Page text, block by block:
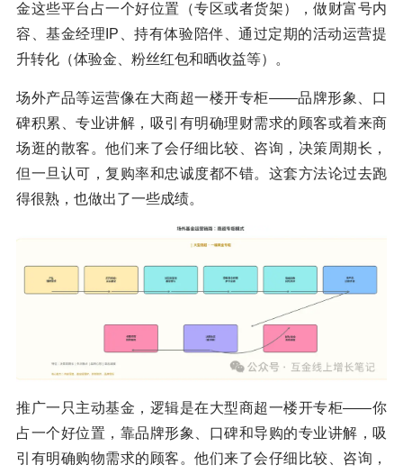
金这些平台占一个好位置（专区或者货架），做财富号内
容、基金经理IP、持有体验陪伴、通过定期的活动运营提
升转化（体验金、粉丝红包和晒收益等）。
场外产品等运营像在大商超一楼开专柜——品牌形象、口
碑积累、专业讲解，吸引有明确理财需求的顾客或着来商
场逛的散客。他们来了会仔细比较、咨询，决策周期长，
但一旦认可，复购率和忠诚度都不错。这套方法论过去跑
得很熟，也做出了一些成绩。
推广一只主动基金，逻辑是在大型商超一楼开专柜——你
占一个好位置，靠品牌形象、口碑和导购的专业讲解，吸
引有明确购物需求的顾客。他们来了会仔细比较、咨询，